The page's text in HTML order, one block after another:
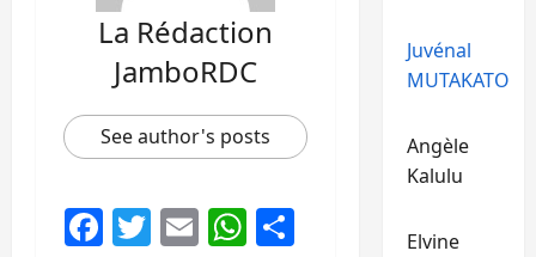
La Rédaction
JamboRDC
See author's posts
Facebook
Twitter
EmailWhatsApp
Partager
Juvénal
MUTAKATO
Angèle
Kalulu
Elvine